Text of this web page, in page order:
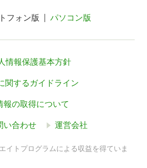
フォン版 パソコン版
情報保護基本方針
関するガイドライン
報の取得について
い合わせ 運営会社
イトプログラムによる収益を得ていま